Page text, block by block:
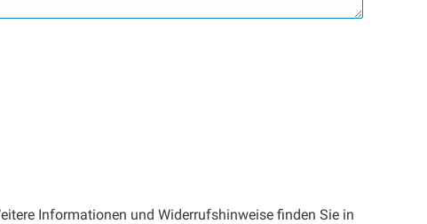
Infor­ma­tio­nen und Wider­ruf­sh­in­weise find­en Sie in